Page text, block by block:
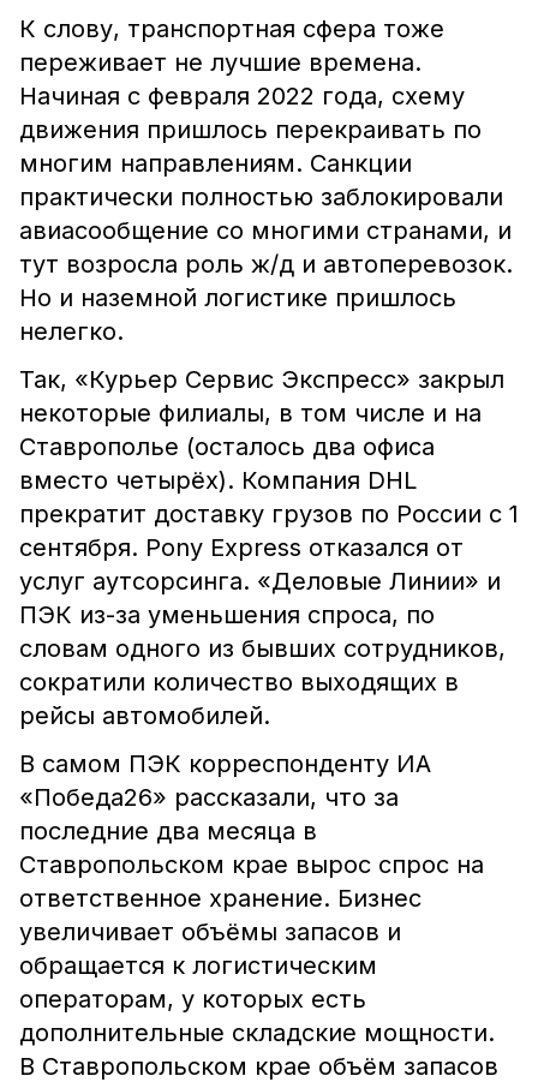
К слову, транспортная сфера тоже
переживает не лучшие времена.
Начиная с февраля 2022 года, схему
движения пришлось перекраивать по
многим направлениям. Санкции
практически полностью заблокировали
авиасообщение со многими странами, и
тут возросла роль ж/д и автоперевозок.
Но и наземной логистике пришлось
нелегко.
Так, «Курьер Сервис Экспресс» закрыл
некоторые филиалы, в том числе и на
Ставрополье (осталось два офиса
вместо четырёх). Компания DHL
прекратит доставку грузов по России с 1
сентября. Pony Express отказался от
услуг аутсорсинга. «Деловые Линии» и
ПЭК из-за уменьшения спроса, по
словам одного из бывших сотрудников,
сократили количество выходящих в
рейсы автомобилей.
В самом ПЭК корреспонденту ИА
«Победа26» рассказали, что за
последние два месяца в
Ставропольском крае вырос спрос на
ответственное хранение. Бизнес
увеличивает объёмы запасов и
обращается к логистическим
операторам, у которых есть
дополнительные складские мощности.
В Ставропольском крае объём запасов